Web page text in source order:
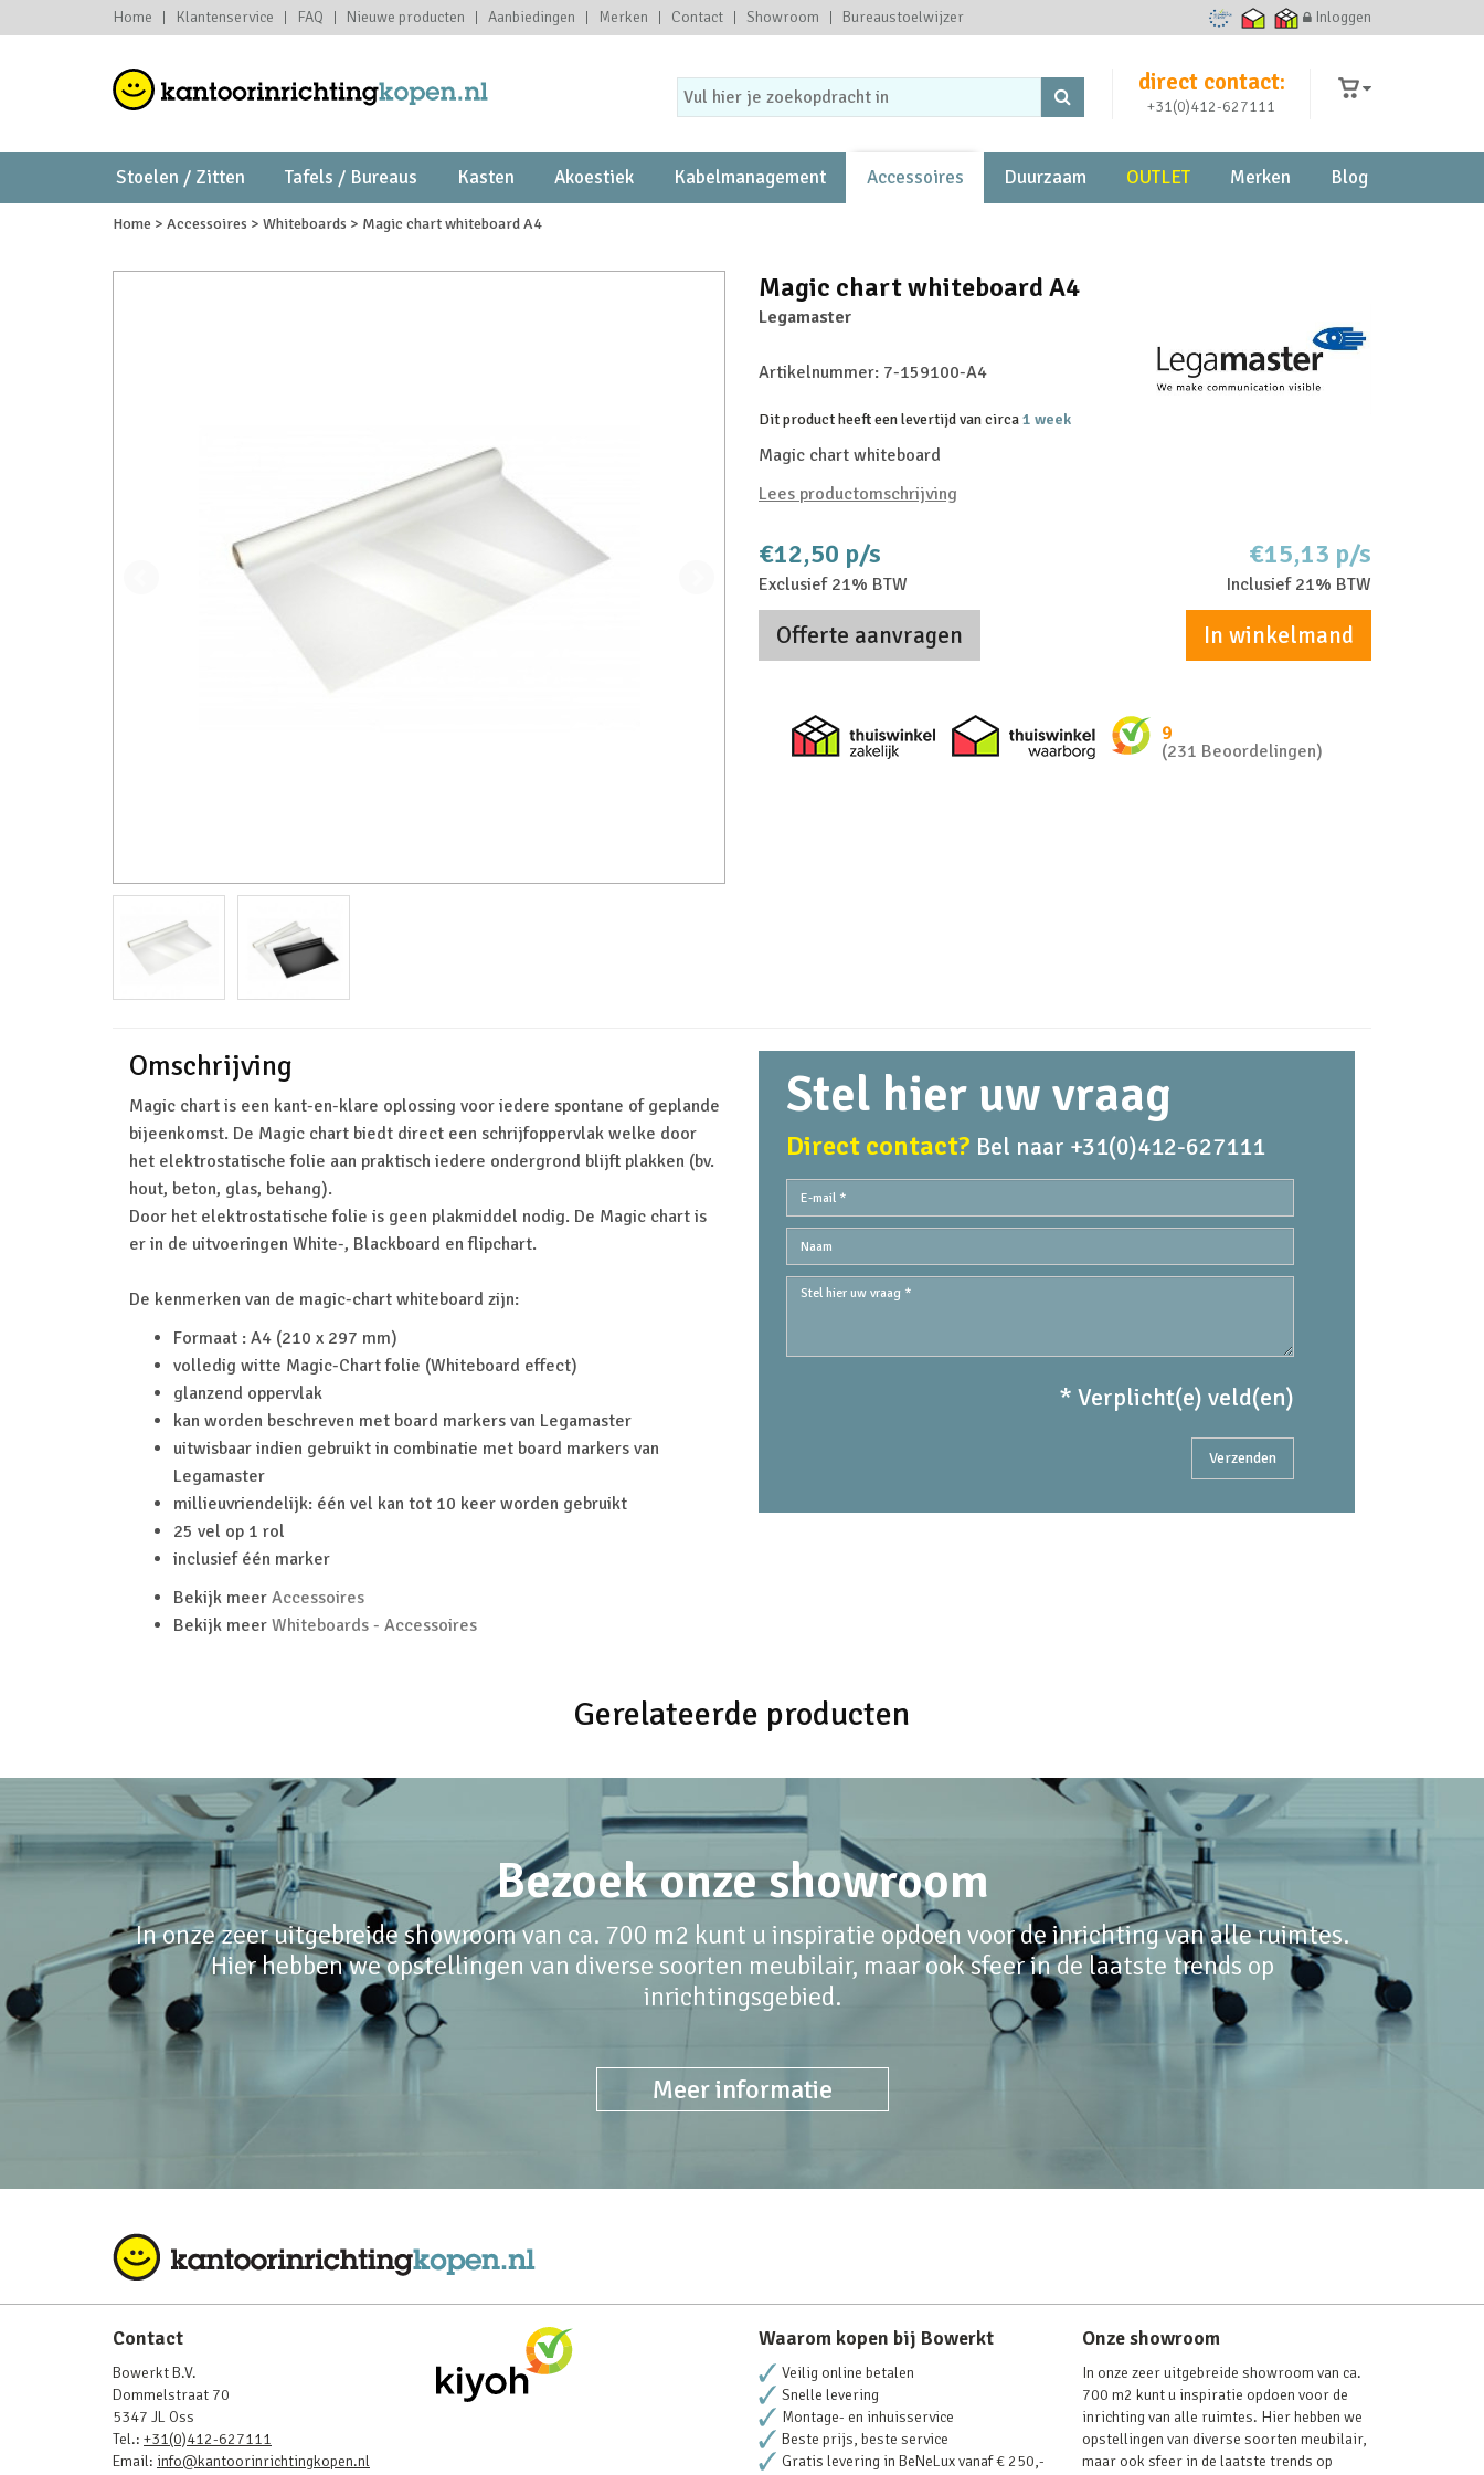
Home Klantenservice FAQ Nieuwe producten Aanbiedingen Merken Contact Showroom Bureaustoelwijzer Ecommerce Europe Trustmark
Thuiswinkel waarborg
Thuiswinkel zakelijk
Inloggen
direct contact:
+31(0)412-627111
Stoelen / Zitten Tafels / Bureaus Kasten Akoestiek Kabelmanagement Accessoires Duurzaam OUTLET Merken Blog
Home > Accessoires > Whiteboards > Magic chart whiteboard A4
Magic chart whiteboard A4
Legamaster
Artikelnummer: 7-159100-A4
Dit product heeft een levertijd van circa1 week
Magic chart whiteboard
Lees productomschrijving
€12,50 p/s
Exclusief 21% BTW
€15,13 p/s
Inclusief 21% BTW
In winkelmand
Offerte aanvragen
Thuiswinkel zakelijk Thuiswinkel waarborg
9
(231 Beoordelingen)
Omschrijving
Magic chart is een kant-en-klare oplossing voor iedere spontane of geplande
bijeenkomst. De Magic chart biedt direct een schrijfoppervlak welke door
het elektrostatische folie aan praktisch iedere ondergrond blijft plakken (bv.
hout, beton, glas, behang).
Door het elektrostatische folie is geen plakmiddel nodig. De Magic chart is
er in de uitvoeringen White-, Blackboard en flipchart.
De kenmerken van de magic-chart whiteboard zijn:
Formaat : A4 (210 x 297 mm)
volledig witte Magic-Chart folie (Whiteboard effect)
glanzend oppervlak
kan worden beschreven met board markers van Legamaster
uitwisbaar indien gebruikt in combinatie met board markers van
Legamaster
millieuvriendelijk: één vel kan tot 10 keer worden gebruikt
25 vel op 1 rol
inclusief één marker
Bekijk meer Accessoires
Bekijk meer Whiteboards - Accessoires
Stel hier uw vraag
Direct contact? Bel naar +31(0)412-627111
* Verplicht(e) veld(en)
Gerelateerde producten
Bezoek onze showroom
In onze zeer uitgebreide showroom van ca. 700 m2 kunt u inspiratie opdoen voor de inrichting van alle ruimtes.
Hier hebben we opstellingen van diverse soorten meubilair, maar ook sfeer in de laatste trends op
inrichtingsgebied.
Meer informatie
Contact
Bowerkt B.V.
Dommelstraat 70
5347 JL Oss
Tel.: +31(0)412-627111
Email: info@kantoorinrichtingkopen.nl
Waarom kopen bij Bowerkt
Veilig online betalen
Snelle levering
Montage- en inhuisservice
Beste prijs, beste service
Gratis levering in BeNeLux vanaf € 250,-
Onze showroom
In onze zeer uitgebreide showroom van ca.
700 m2 kunt u inspiratie opdoen voor de
inrichting van alle ruimtes. Hier hebben we
opstellingen van diverse soorten meubilair,
maar ook sfeer in de laatste trends op